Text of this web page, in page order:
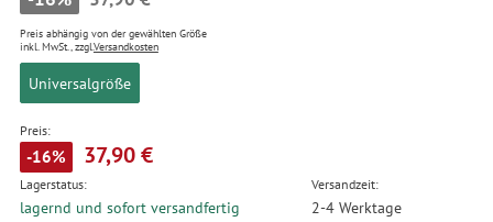
Preis abhängig von der gewählten Größe
inkl. MwSt., zzgl.Versandkosten
Universalgröße
Preis:
-16% 37,90 €
Lagerstatus:
lagernd und sofort versandfertig
Versandzeit:
2-4 Werktage